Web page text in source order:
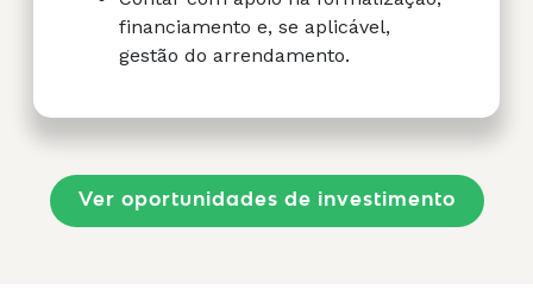
financiamento e, se aplicável,
gestão do arrendamento.
Ver oportunidades de investimento